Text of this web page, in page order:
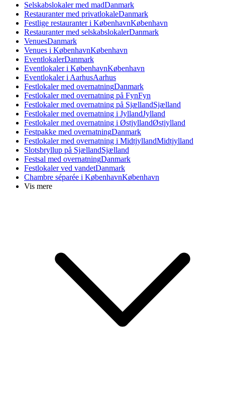
Selskabslokaler med madDanmark
Restauranter med privatlokaleDanmark
Festlige restauranter i KøbenhavnKøbenhavn
Restauranter med selskabslokalerDanmark
VenuesDanmark
Venues i KøbenhavnKøbenhavn
EventlokalerDanmark
Eventlokaler i KøbenhavnKøbenhavn
Eventlokaler i AarhusAarhus
Festlokaler med overnatningDanmark
Festlokaler med overnatning på FynFyn
Festlokaler med overnatning på SjællandSjælland
Festlokaler med overnatning i JyllandJylland
Festlokaler med overnatning i ØstjyllandØstjylland
Festpakke med overnatningDanmark
Festlokaler med overnatning i MidtjyllandMidtjylland
Slotsbryllup på SjællandSjælland
Festsal med overnatningDanmark
Festlokaler ved vandetDanmark
Chambre séparée i KøbenhavnKøbenhavn
Vis mere